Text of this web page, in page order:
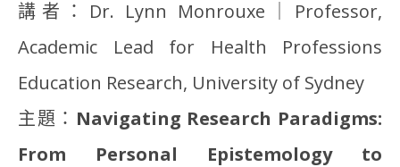
講者：Dr. Lynn Monrouxe｜Professor,
Academic Lead for Health Professions
Education Research, University of Sydney
主題： Navigating Research Paradigms:
From Personal Epistemology to